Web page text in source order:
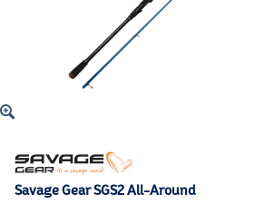
Savage Gear SGS2 All-Around